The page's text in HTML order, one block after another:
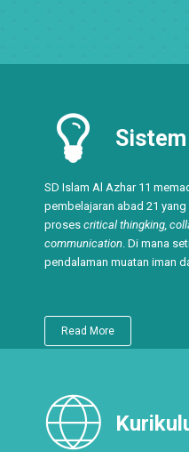
SD Islam Al Azhar 11
pembelajaran abad 21
proses critical thingking,
communication. Di mana
pendalaman muatan iman
Read More